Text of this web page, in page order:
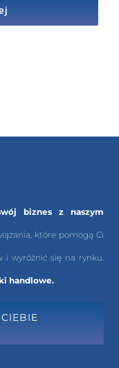
biznes z naszym
które pomogą Ci
i wyróżnić się na rynku.
handlowe.